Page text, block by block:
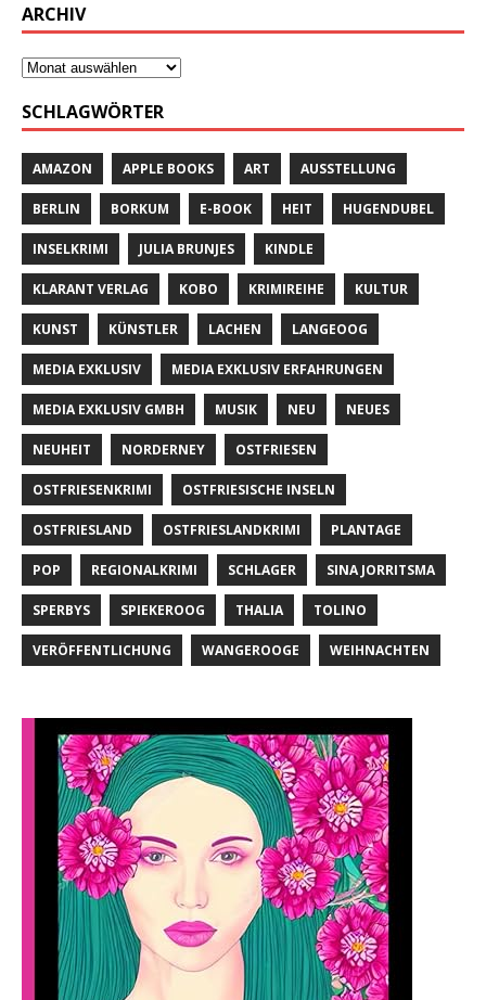
ARCHIV
SCHLAGWÖRTER
AMAZON APPLE BOOKS ART AUSSTELLUNG
BERLIN BORKUM E-BOOK HEIT HUGENDUBEL
INSELKRIMI JULIA BRUNJES KINDLE
KLARANT VERLAG KOBO KRIMIREIHE KULTUR
KUNST KÜNSTLER LACHEN LANGEOOG
MEDIA EXKLUSIV MEDIA EXKLUSIV ERFAHRUNGEN
MEDIA EXKLUSIV GMBH MUSIK NEU NEUES
NEUHEIT NORDERNEY OSTFRIESEN
OSTFRIESENKRIMI OSTFRIESISCHE INSELN
OSTFRIESLAND OSTFRIESLANDKRIMI PLANTAGE
POP REGIONALKRIMI SCHLAGER SINA JORRITSMA
SPERBYS SPIEKEROOG THALIA TOLINO
VERÖFFENTLICHUNG WANGEROOGE WEIHNACHTEN